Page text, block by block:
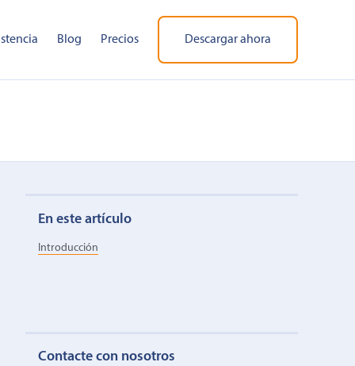
Blog Precios Descargar ahora
En este artículo
Introducción
Contacte con nosotros